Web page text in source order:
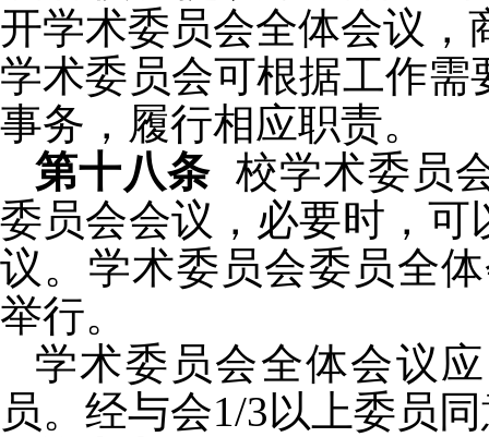
开学术委员会全体会议，
学术委员会可根据工作
事务，履行相应职责。
第十八条 校学术委员
委员会会议，必要时，
议。学术委员会委员全
举行。
学术委员会全体会议
员。经与会1/3以上委员